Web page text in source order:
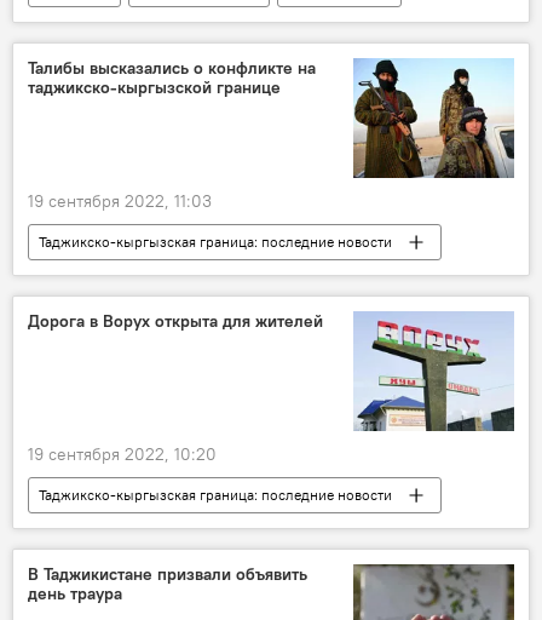
Обзор СМИ
Мир
Талибы высказались о конфликте на
таджикско-кыргызской границе
19 сентября 2022, 11:03
Таджикско-кыргызская граница: последние новости
Таджикистан
Афганистан
граница
Кыргызстан
Политика
Дорога в Ворух открыта для жителей
19 сентября 2022, 10:20
Таджикско-кыргызская граница: последние новости
Ворух
Таджикистан
граница
Кыргызстан
конфликт
Транспорт
дорога
В Таджикистане призвали объявить
день траура